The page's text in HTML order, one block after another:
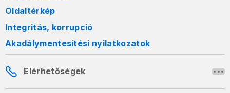
Oldaltérkép
Integritás, korrupció
Akadálymentesítési nyilatkozatok
Elérhetőségek